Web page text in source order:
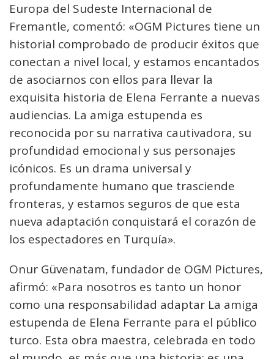
Europa del Sudeste Internacional de
Fremantle, comentó: «OGM Pictures tiene un
historial comprobado de producir éxitos que
conectan a nivel local, y estamos encantados
de asociarnos con ellos para llevar la
exquisita historia de Elena Ferrante a nuevas
audiencias. La amiga estupenda es
reconocida por su narrativa cautivadora, su
profundidad emocional y sus personajes
icónicos. Es un drama universal y
profundamente humano que trasciende
fronteras, y estamos seguros de que esta
nueva adaptación conquistará el corazón de
los espectadores en Turquía».
Onur Güvenatam, fundador de OGM Pictures,
afirmó: «Para nosotros es tanto un honor
como una responsabilidad adaptar La amiga
estupenda de Elena Ferrante para el público
turco. Esta obra maestra, celebrada en todo